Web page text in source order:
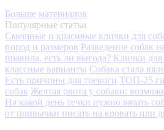
Больше материалов
Популярные статьи
Смешные и красивые клички для
пород и размеров Разведение собак
правила, есть ли выгода? Клички для
классные варианты Собака стала
Есть причины для тревоги ТОП-25
собак Желтая рвота у собаки:
На какой день течки нужно вязать
от привычки писать на кровать или